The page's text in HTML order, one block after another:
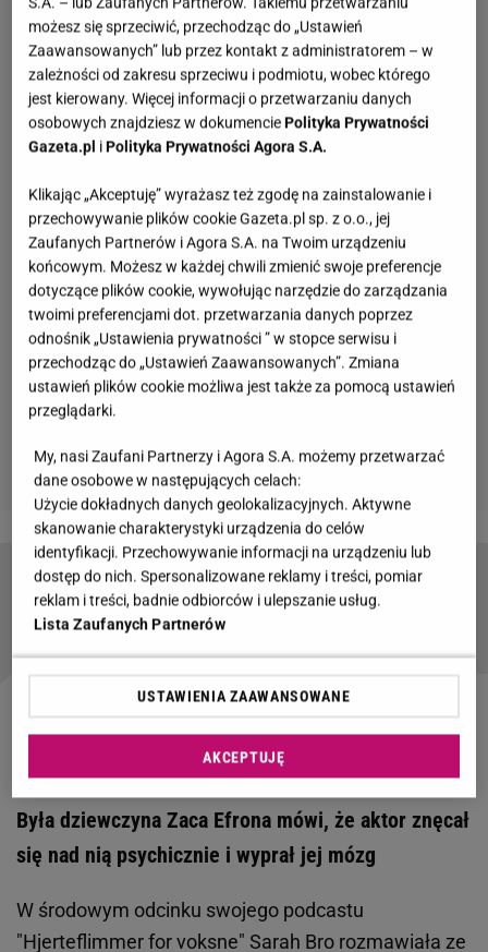
Zac Efron majstrował przy swoim wyglądzie?
Chirurg plastyczny komentuje
Zobacz wideoGwiazdy Disneya sprzed lat. Co u nich
Była dziewczyna Zaca Efrona mówi, że aktor znęcał
się nad nią psychicznie i wyprał jej mózg
W środowym odcinku swojego podcastu
"Hjerteflimmer for voksne" Sarah Bro rozmawiała ze
możesz się sprzeciwić, przechodząc do „Ustawień
Zaawansowanych” lub przez kontakt z administratorem – w
zależności od zakresu sprzeciwu i podmiotu, wobec którego
jest kierowany. Więcej informacji o przetwarzaniu danych
osobowych znajdziesz w dokumencie Polityka Prywatności
Gazeta.pl i Polityka Prywatności Agora S.A.
Klikając „Akceptuję” wyrażasz też zgodę na zainstalowanie i
przechowywanie plików cookie Gazeta.pl sp. z o.o., jej
Zaufanych Partnerów i Agora S.A. na Twoim urządzeniu
końcowym. Możesz w każdej chwili zmienić swoje preferencje
dotyczące plików cookie, wywołując narzędzie do zarządzania
twoimi preferencjami dot. przetwarzania danych poprzez
odnośnik „Ustawienia prywatności ” w stopce serwisu i
przechodząc do „Ustawień Zaawansowanych”. Zmiana
ustawień plików cookie możliwa jest także za pomocą ustawień
przeglądarki.
My, nasi Zaufani Partnerzy i Agora S.A. możemy przetwarzać
dane osobowe w następujących celach:
Użycie dokładnych danych geolokalizacyjnych. Aktywne
skanowanie charakterystyki urządzenia do celów
identyfikacji. Przechowywanie informacji na urządzeniu lub
dostęp do nich. Spersonalizowane reklamy i treści, pomiar
reklam i treści, badnie odbiorców i ulepszanie usług.
Lista Zaufanych Partnerów
USTAWIENIA ZAAWANSOWANE
AKCEPTUJĘ